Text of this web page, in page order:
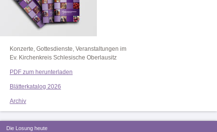
Konzerte, Gottesdienste, Veranstaltungen im
Ev. Kirchenkreis Schlesische Oberlausitz
PDF zum herunterladen
Blätterkatalog 2026
Archiv
Die Losung heute